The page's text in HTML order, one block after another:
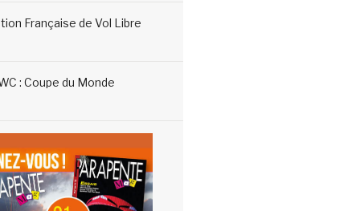
Française de Vol Libre
: Coupe du Monde